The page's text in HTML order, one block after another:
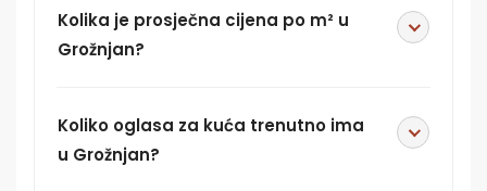
Kolika je prosječna cijena po m² u
Grožnjan?
Koliko oglasa za kuća trenutno ima
u Grožnjan?